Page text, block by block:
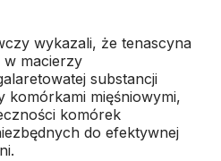
wykazali, że tenascyna
w macierzy
substancji
komórkami mięśniowymi,
komórek
do efektywnej